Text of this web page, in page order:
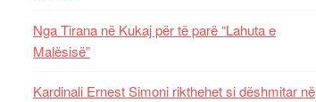
Nga Tirana në Kukaj për të parë “Lahuta e
Malësisë”
Kardinali Ernest Simoni rikthehet si dëshmitar në